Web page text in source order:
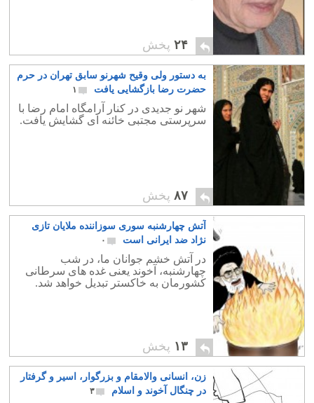
۲۴ پخش
به دستور ولی وقیح شهرنو سابق تهران در حرم
حضرت رضا بازگشایی یافت
۱
شهر نو جدیدی در کنار آرامگاه امام رضا با
سرپرستی مجتبی خائنه ای گشایش یافت.
۸۷ پخش
آتش چهارشنبه سوری سوزاننده ملایان تازی
نژاد ضد ایرانی است
۰
در آتش خشم جوانان ما، در شب
چهارشنبه، آخوند یعنی غده های سرطانی
کشورمان به خاکستر تبدیل خواهد شد.
۱۳ پخش
زن، انسانی والامقام و بزرگوار، اسیر و گرفتار
در چنگال آخوند و اسلام
۳